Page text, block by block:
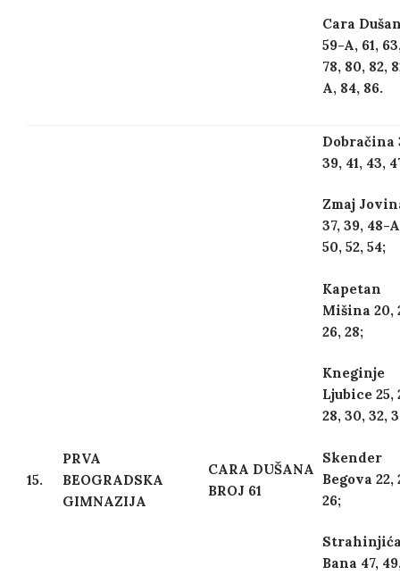
Cara
59-A, 61,
78, 80, 82,
A, 84, 86.
15.
PRVA
BEOGRADSKA
GIMNAZIJA
CARA DUŠANA
BROJ 61
Dobračina
39, 41, 43,
Zmaj
37, 39, 48-
50, 52, 54;
Kapetan
Mišina 20,
26, 28;
Kneginje
Ljubice 25,
28, 30, 32,
Skender
Begova 22,
26;
Bana 47,